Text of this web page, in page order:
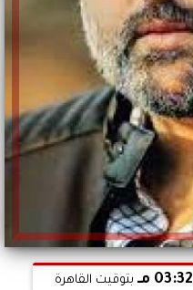
03:32 مـ بتوقيت القاهرة